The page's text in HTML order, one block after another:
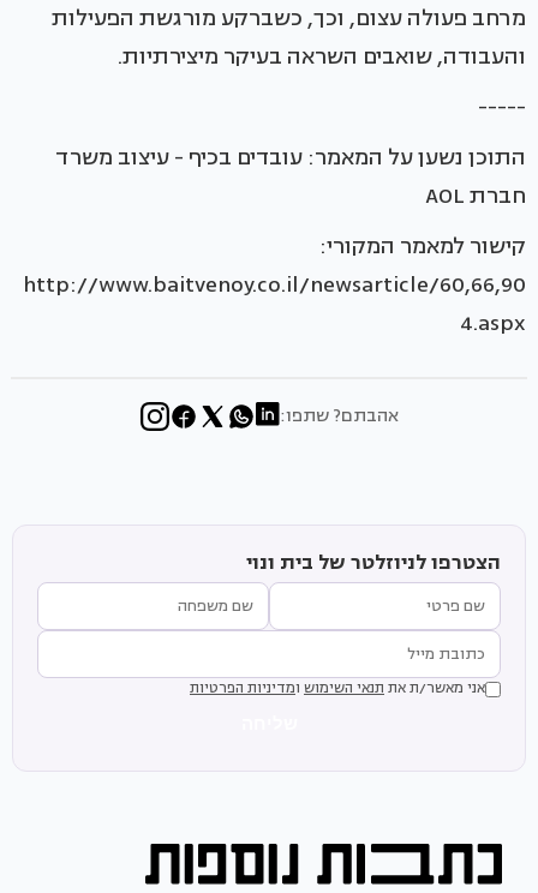
מרחב פעולה עצום, וכך, כשברקע מורגשת הפעילות
והעבודה, שואבים השראה בעיקר מיצירתיות.
-----
התוכן נשען על המאמר: עובדים בכיף - עיצוב משרד
חברת AOL
קישור למאמר המקורי:
http://www.baitvenoy.co.il/newsarticle/60,66,90
4.aspx
אהבתם? שתפו:
הצטרפו לניוזלטר של בית ונוי
אני מאשר/ת את תנאי השימוש ומדיניות הפרטיות